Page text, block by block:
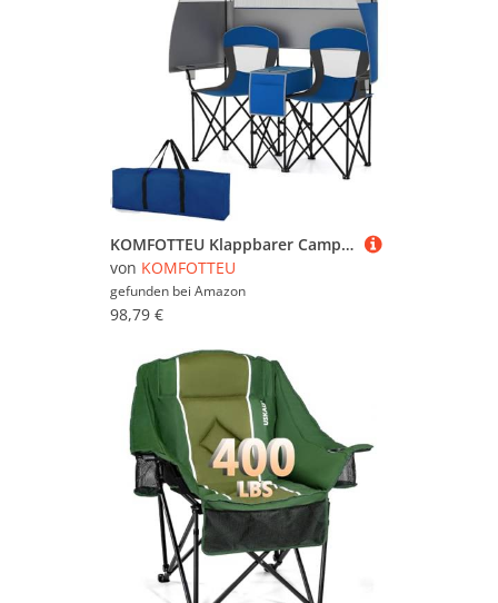
KOMFOTTEU Klappbarer Campingstuhl für 2 Personen, Angelstuhl mit verstellbarem Dach, Faltstuhl Klappstuhl tragbar für Picknick mit Kühltasche, Getränkehalter, Tragetasche (Marineblau)
von KOMFOTTEU
gefunden bei Amazon
98,79 €